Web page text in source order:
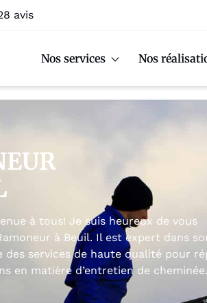
avis
Nos services Nos
à tous! Je suis heureux de vous
à Beuil. Il est expert dans
des services de haute qualité pour
en matière d’entretien de cheminée.